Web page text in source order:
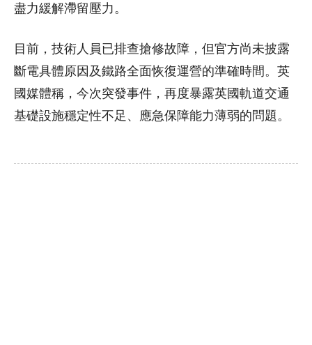
盡力緩解滯留壓力。
目前，技術人員已排查搶修故障，但官方尚未披露
斷電具體原因及鐵路全面恢復運營的準確時間。英
國媒體稱，今次突發事件，再度暴露英國軌道交通
基礎設施穩定性不足、應急保障能力薄弱的問題。